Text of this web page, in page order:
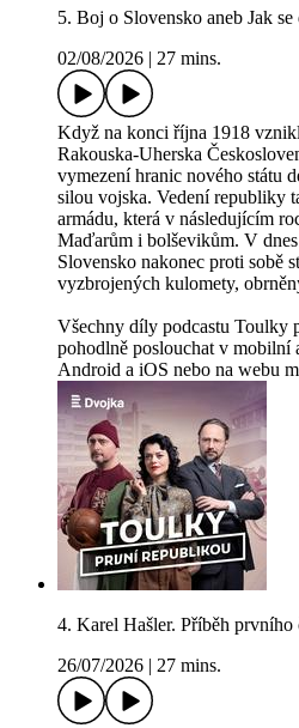
5. Boj o Slovensko aneb Jak se
02/08/2026
27 mins.
Když na konci října 1918
Rakouska-Uherska
vymezení hranic nového státu
silou vojska. Vedení republiky
armádu, která v následujícím
Maďarům i bolševikům. V
Slovensko nakonec proti sobě
vyzbrojených kulomety,
Všechny díly podcastu Toulky
pohodlně poslouchat v mobilní
Android a iOS nebo na webu
4. Karel Hašler. Příběh prvního
26/07/2026
27 mins.